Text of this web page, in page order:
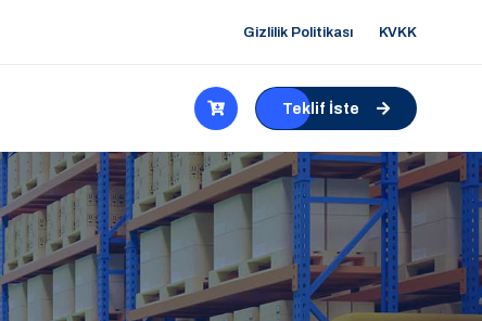
Gizlilik Politikası KVKK
Teklif İste